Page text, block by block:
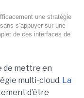
une stratégie
s’appuyer sur une
de ces interfaces de
de mettre en
multi-cloud. La
d’être